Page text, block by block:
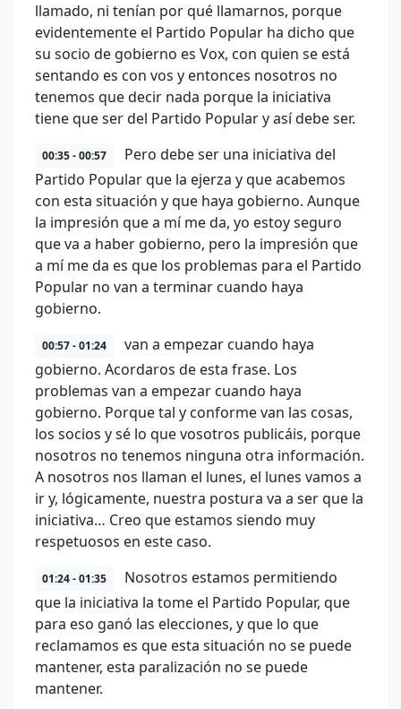
llamado, ni tenían por qué llamarnos, porque
evidentemente el Partido Popular ha dicho que
su socio de gobierno es Vox, con quien se está
sentando es con vos y entonces nosotros no
tenemos que decir nada porque la iniciativa
tiene que ser del Partido Popular y así debe ser.
00:35 - 00:57
Pero debe ser una iniciativa del
Partido Popular que la ejerza y que acabemos
con esta situación y que haya gobierno. Aunque
la impresión que a mí me da, yo estoy seguro
que va a haber gobierno, pero la impresión que
a mí me da es que los problemas para el Partido
Popular no van a terminar cuando haya
gobierno.
00:57 - 01:24
van a empezar cuando haya
gobierno. Acordaros de esta frase. Los
problemas van a empezar cuando haya
gobierno. Porque tal y conforme van las cosas,
los socios y sé lo que vosotros publicáis, porque
nosotros no tenemos ninguna otra información.
A nosotros nos llaman el lunes, el lunes vamos a
ir y, lógicamente, nuestra postura va a ser que la
iniciativa… Creo que estamos siendo muy
respetuosos en este caso.
01:24 - 01:35
Nosotros estamos permitiendo
que la iniciativa la tome el Partido Popular, que
para eso ganó las elecciones, y que lo que
reclamamos es que esta situación no se puede
mantener, esta paralización no se puede
mantener.